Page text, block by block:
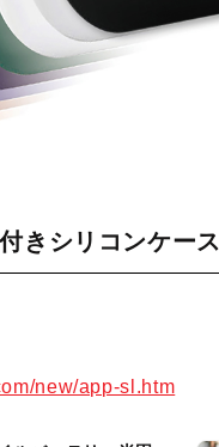
きシリコンケース
new/app-sl.htm